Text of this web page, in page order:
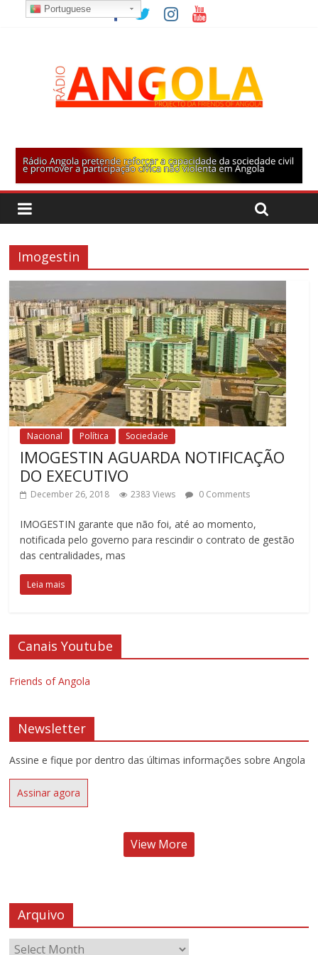
Imogestin
Nacional Política Sociedade
IMOGESTIN AGUARDA NOTIFICAÇÃO
DO EXECUTIVO
December 26, 2018 2383 Views 0 Comments
IMOGESTIN garante que não foi, até ao momento,
notificada pelo governo para rescindir o contrato de gestão
das centralidades, mas
Leia mais
Canais Youtube
Friends of Angola
Newsletter
Assine e fique por dentro das últimas informações sobre Angola
Assinar agora
View More
Arquivo
Portuguese